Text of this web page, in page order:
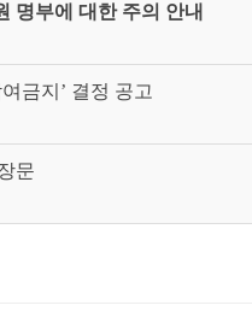
명부에 대한 주의 안내
금지’ 결정 공고
문